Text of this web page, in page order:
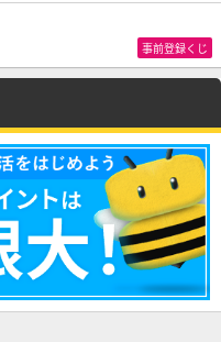
事前登録くじ